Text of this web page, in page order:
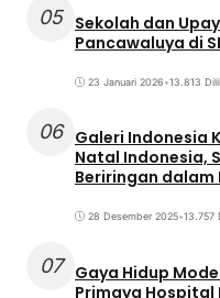
05 Sekolah dan
Pancawaluya di
23 Januari 2026•13.813
06 Galeri Indonesia
Natal Indonesia,
Beriringan dalam
28 Desember 2025•13.757
07
Gaya Hidup
Primaya Hospital